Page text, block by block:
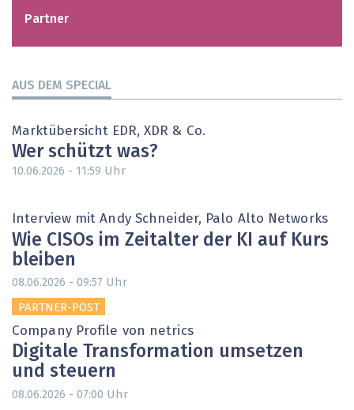
Partner
AUS DEM SPECIAL
Marktübersicht EDR, XDR & Co.
Wer schützt was?
10.06.2026 - 11:59 Uhr
Interview mit Andy Schneider, Palo Alto Networks
Wie CISOs im Zeitalter der KI auf Kurs
bleiben
08.06.2026 - 09:57 Uhr
PARTNER-POST
Company Profile von netrics
Digitale Transformation umsetzen
und steuern
08.06.2026 - 07:00 Uhr